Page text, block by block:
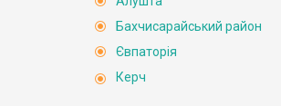
Бахчисарайський район
Євпаторія
Керч